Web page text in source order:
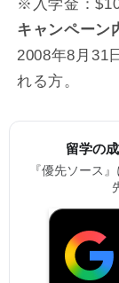
※入学金：
キャンペーン
2008年8月31
れる方。
留学の
『優先ソース